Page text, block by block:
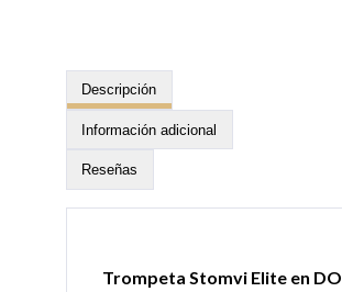
Descripción
Información adicional
Reseñas
Trompeta Stomvi Elite en DO